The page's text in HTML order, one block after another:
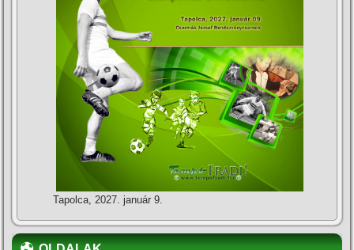
Tapolca, 2027. január 9.